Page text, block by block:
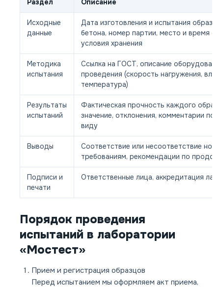
Раздел Описание
Исходные
данные
Дата изготовления и испытания
бетона, номер партии, место и время
условия хранения
Методика
испытания
Ссылка на ГОСТ, описание
проведения (скорость нагружения,
температура)
Результаты
испытаний
Фактическая прочность каждого
значение, отклонения, комментарии по
виду
Выводы
Соответствие или несоответствие
требованиям, рекомендации по
Подписи и
печати
Ответственные лица, аккредитация
Порядок проведения
испытаний в лаборатории
«Мостест»
Прием и регистрация образцов
Перед испытанием мы оформляем акт приема,